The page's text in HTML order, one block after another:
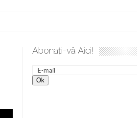
duminică de Elena Solunca Moise
Abonați-vă Aici!